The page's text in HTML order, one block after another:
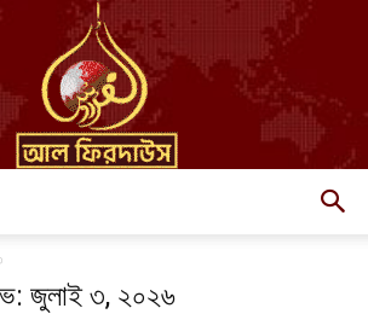
জুলাই ৩, ২০২৬